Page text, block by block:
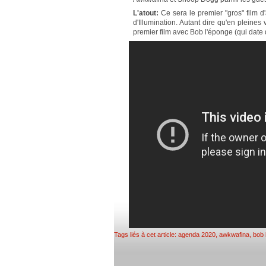
L'atout: Ce sera le premier "gros" film
d'Illumination. Autant dire qu'en pleines
premier film avec Bob l'éponge (qui
Tags liés à cet article: agenda 2020 awkwafina bob